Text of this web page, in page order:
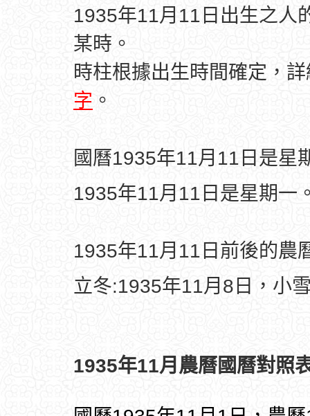
1935年11月11日出生之人
某時。
時柱根據出生時間確定，
字 。
國曆1935年11月11日是星
1935年11月11日是星期一
1935年11月11日前後的農
立冬:1935年11月8日，小
1935年11月農曆國曆對照